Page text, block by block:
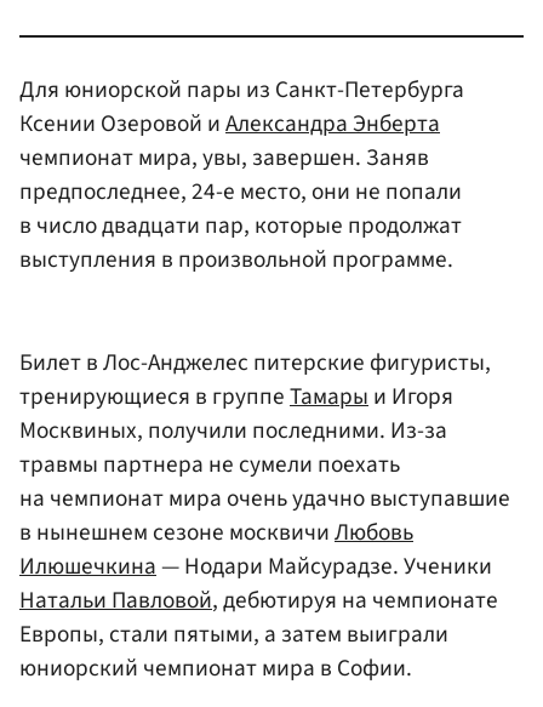
Для юниорской пары из Санкт-Петербурга
Ксении Озеровой иАлександра Энберта
чемпионат мира, увы, завершен. Заняв
предпоследнее, 24-е место, они не попали
в число двадцати пар, которые продолжат
выступления в произвольной программе.
Билет в Лос-Анджелес питерские фигуристы,
тренирующиеся в группеТамарыи Игоря
Москвиных, получили последними. Из-за
травмы партнера не сумели поехать
на чемпионат мира очень удачно выступавшие
в нынешнем сезоне москвичиЛюбовь
Илюшечкина— Нодари Майсурадзе. Ученики
Натальи Павловой, дебютируя на чемпионате
Европы, стали пятыми, а затем выиграли
юниорский чемпионат мира в Софии.